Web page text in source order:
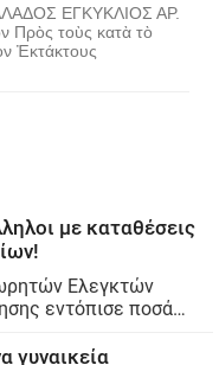
ΕΓΚΥΚΛΙΟΣ ΑΡ.
Πρὸς τοὺς κατὰ τὸ
Ἐκτάκτους